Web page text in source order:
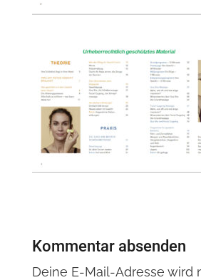
Kommentar absenden
Deine E-Mail-Adresse wird